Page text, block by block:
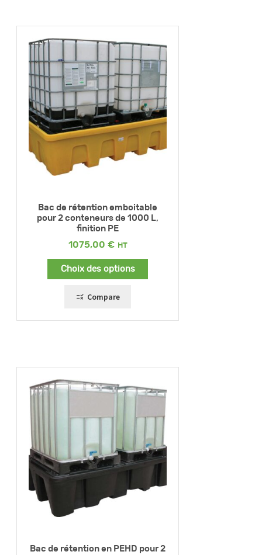
Bac de rétention emboitable
pour 2 conteneurs de 1000 L,
finition PE
1075,00 €
Choix des options
Compare
Bac de rétention en PEHD pour 2